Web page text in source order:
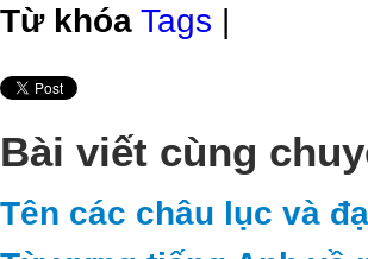
Từ khóa Tags |
Bài viết cùng
Tên các châu lục và